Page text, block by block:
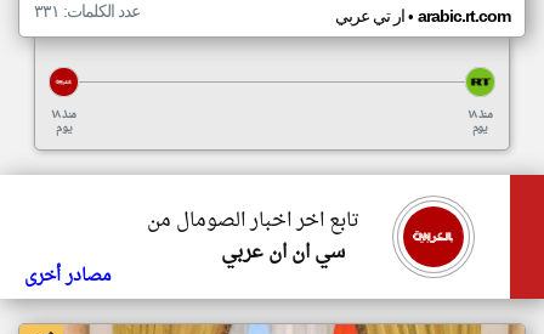
ار تي عربي• arabic.rt.com عدد الكلمات: ٣٣١
منذ ١٨
يوم
منذ ١٨
يوم
تابع اخر اخبار الصومال من
سي ان ان عربي
مصادر أخرى